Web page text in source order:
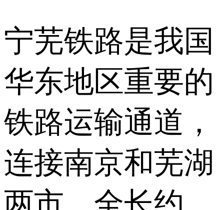
宁芜铁路是我国
华东地区重要的
铁路运输通道，
连接南京和芜湖
两市，全长约